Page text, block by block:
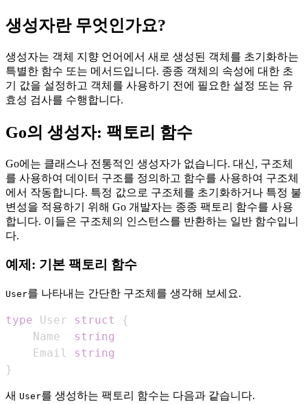
생성자란 무엇인가요?
생성자는 객체 지향 언어에서 새로 생성된 객체를 초기화하는
특별한 함수 또는 메서드입니다. 종종 객체의 속성에 대한 초
기 값을 설정하고 객체를 사용하기 전에 필요한 설정 또는 유
효성 검사를 수행합니다.
Go의 생성자: 팩토리 함수
Go에는 클래스나 전통적인 생성자가 없습니다. 대신, 구조체
를 사용하여 데이터 구조를 정의하고 함수를 사용하여 구조체
에서 작동합니다. 특정 값으로 구조체를 초기화하거나 특정 불
변성을 적용하기 위해 Go 개발자는 종종 팩토리 함수를 사용
합니다. 이들은 구조체의 인스턴스를 반환하는 일반 함수입니
다.
예제: 기본 팩토리 함수
User를 나타내는 간단한 구조체를 생각해 보세요.
type User struct
{
    Name
string
    Email
string
}
새 User를 생성하는 팩토리 함수는 다음과 같습니다.